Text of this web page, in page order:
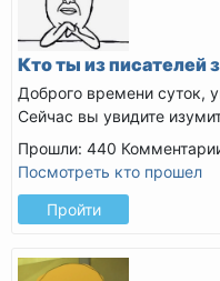
Кто ты из писателей
Доброго времени суток,
Сейчас вы увидите
Прошли: 440
Посмотреть кто прошел
Пройти